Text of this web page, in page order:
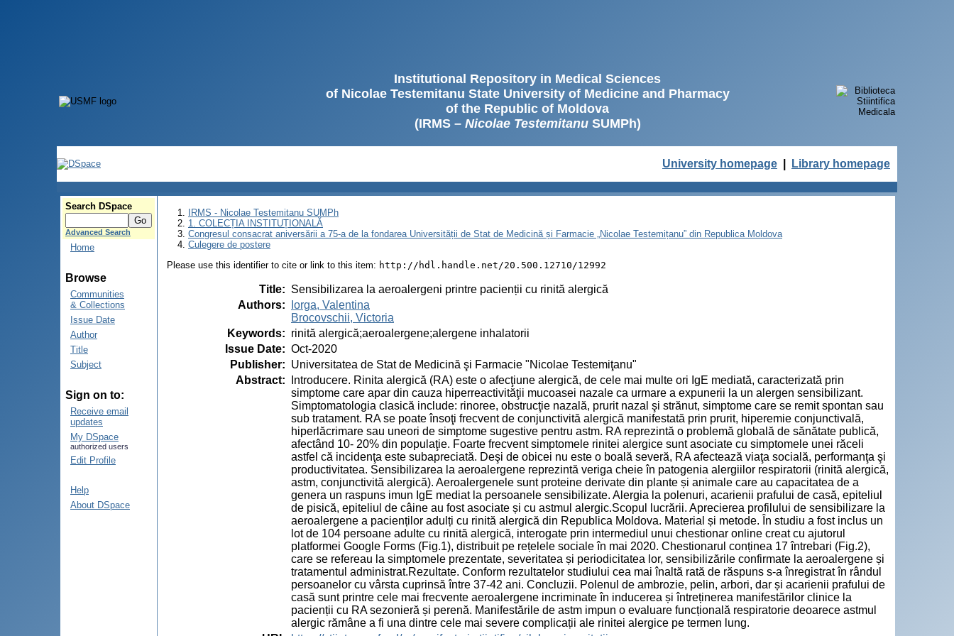
Institutional Repository in Medical Sciences
of Nicolae Testemitanu State University of Medicine and Pharmacy
of the Republic of Moldova
(IRMS – Nicolae TestemitanuSUMPh)
University homepage Library homepage
Search DSpace
Advanced Search
Home
Browse
Communities
& Collections
Issue Date
Author
Title
Subject
Sign on to:
Receive email
updates
My DSpace
authorized users
Edit Profile
Help
About DSpace
IRMS - Nicolae Testemitanu SUMPh
1. COLECȚIA INSTITUȚIONALĂ
Congresul consacrat aniversării a 75-a de la fondarea Universității de Stat de Medicină și Farmacie „Nicolae Testemițanu” din Republica Moldova
Culegere de postere
Please use this identifier to cite or link to this item: http://hdl.handle.net/20.500.12710/12992
Title: Sensibilizarea la aeroalergeni printre pacienții cu rinită alergică
Authors:
Iorga, Valentina
Brocovschii, Victoria
Keywords: rinită alergică;aeroalergene;alergene inhalatorii
Issue Date: Oct-2020
Publisher: Universitatea de Stat de Medicină şi Farmacie "Nicolae Testemiţanu"
Abstract:
Introducere. Rinita alergică (RA) este o afecţiune alergică, de cele mai multe ori IgE mediată, caracterizată prin
simptome care apar din cauza hiperreactivităţii mucoasei nazale ca urmare a expunerii la un alergen sensibilizant.
Simptomatologia clasică include: rinoree, obstrucţie nazală, prurit nazal şi strănut, simptome care se remit spontan sau
sub tratament. RA se poate însoţi frecvent de conjunctivită alergică manifestată prin prurit, hiperemie conjunctivală,
hiperlăcrimare sau uneori de simptome sugestive pentru astm. RA reprezintă o problemă globală de sănătate publică,
afectând 10- 20% din populaţie. Foarte frecvent simptomele rinitei alergice sunt asociate cu simptomele unei răceli
astfel că incidenţa este subapreciată. Deşi de obicei nu este o boală severă, RA afectează viaţa socială, performanţa şi
productivitatea. Sensibilizarea la aeroalergene reprezintă veriga cheie în patogenia alergiilor respiratorii (rinită alergică,
astm, conjunctivită alergică). Aeroalergenele sunt proteine derivate din plante și animale care au capacitatea de a
genera un raspuns imun IgE mediat la persoanele sensibilizate. Alergia la polenuri, acarienii prafului de casă, epiteliul
de pisică, epiteliul de câine au fost asociate și cu astmul alergic.Scopul lucrării. Aprecierea profilului de sensibilizare la
aeroalergene a pacienților adulți cu rinită alergică din Republica Moldova. Material și metode. În studiu a fost inclus un
lot de 104 persoane adulte cu rinită alergică, interogate prin intermediul unui chestionar online creat cu ajutorul
platformei Google Forms (Fig.1), distribuit pe rețelele sociale în mai 2020. Chestionarul conținea 17 întrebari (Fig.2),
care se refereau la simptomele prezentate, severitatea și periodicitatea lor, sensibilizările confirmate la aeroalergene și
tratamentul administrat.Rezultate. Conform rezultatelor studiului cea mai înaltă rată de răspuns s-a înregistrat în rândul
persoanelor cu vârsta cuprinsă între 37-42 ani. Concluzii. Polenul de ambrozie, pelin, arbori, dar și acarienii prafului de
casă sunt printre cele mai frecvente aeroalergene incriminate în inducerea și întreținerea manifestărilor clinice la
pacienții cu RA sezonieră și perenă. Manifestările de astm impun o evaluare funcțională respiratorie deoarece astmul
alergic rămâne a fi una dintre cele mai severe complicații ale rinitei alergice pe termen lung.